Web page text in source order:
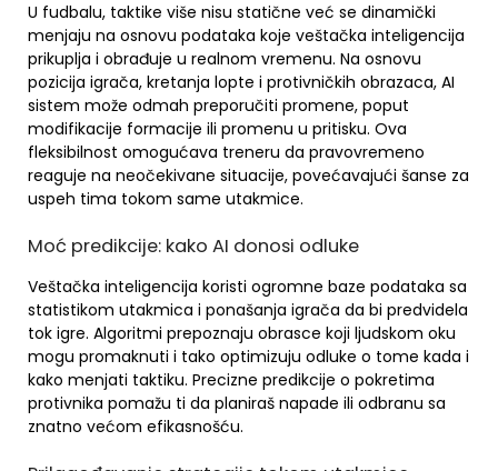
U fudbalu, taktike više nisu statične već se dinamički
menjaju na osnovu podataka koje veštačka inteligencija
prikuplja i obrađuje u realnom vremenu. Na osnovu
pozicija igrača, kretanja lopte i protivničkih obrazaca, AI
sistem može odmah preporučiti promene, poput
modifikacije formacije ili promenu u pritisku. Ova
fleksibilnost omogućava treneru da pravovremeno
reaguje na neočekivane situacije, povećavajući šanse za
uspeh tima tokom same utakmice.
Moć predikcije: kako AI donosi odluke
Veštačka inteligencija koristi ogromne baze podataka sa
statistikom utakmica i ponašanja igrača da bi predvidela
tok igre. Algoritmi prepoznaju obrasce koji ljudskom oku
mogu promaknuti i tako optimizuju odluke o tome kada i
kako menjati taktiku. Precizne predikcije o pokretima
protivnika pomažu ti da planiraš napade ili odbranu sa
znatno većom efikasnošću.